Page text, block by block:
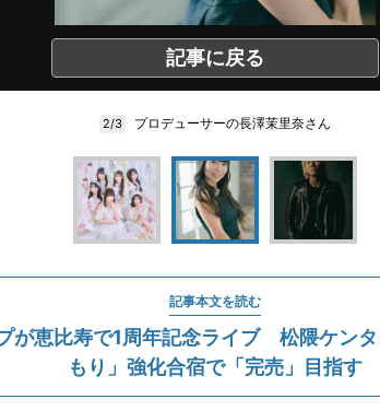
記事に戻る
2/3 プロデューサーの長澤茉里奈さん
記事本文を読む
が恵比寿で1周年記念ライブ 松隈ケン
もり」強化合宿で「完売」目指す